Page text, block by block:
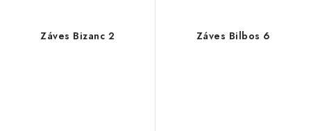
Záves Bizanc 2 Záves Bilbos 6